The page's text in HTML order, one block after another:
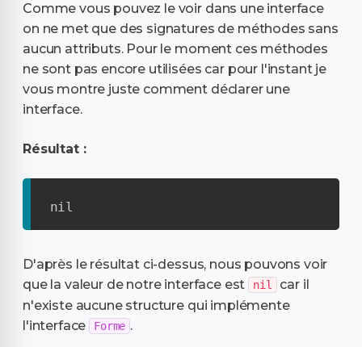
Comme vous pouvez le voir dans une interface
on ne met que des signatures de méthodes sans
aucun attributs. Pour le moment ces méthodes
ne sont pas encore utilisées car pour l'instant je
vous montre juste comment déclarer une
interface.
Résultat :
nil
D'après le résultat ci-dessus, nous pouvons voir
que la valeur de notre interface est
nil
car il
n'existe aucune structure qui implémente
l'interface
Forme .